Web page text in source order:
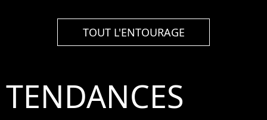
TOUT L'ENTOURAGE
TENDANCES